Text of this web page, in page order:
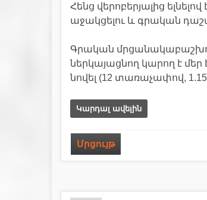
Հենց վերոբերյալից
աջակցելու և գրական
Գրական
ներկայացնող կարող է
նովել (12 տառաչափով,
Կարդալ ավելին
Մրցույթ